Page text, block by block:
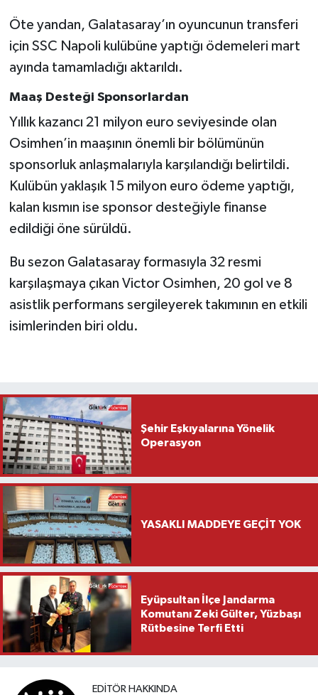
Öte yandan, Galatasaray’ın oyuncunun transferi
için SSC Napoli kulübüne yaptığı ödemeleri mart
ayında tamamladığı aktarıldı.
Maaş Desteği Sponsorlardan
Yıllık kazancı 21 milyon euro seviyesinde olan
Osimhen’in maaşının önemli bir bölümünün
sponsorluk anlaşmalarıyla karşılandığı belirtildi.
Kulübün yaklaşık 15 milyon euro ödeme yaptığı,
kalan kısmın ise sponsor desteğiyle finanse
edildiği öne sürüldü.
Bu sezon Galatasaray formasıyla 32 resmi
karşılaşmaya çıkan Victor Osimhen, 20 gol ve 8
asistlik performans sergileyerek takımının en etkili
isimlerinden biri oldu.
Şehir Eşkıyalarına Yönelik
Operasyon
YASAKLI MADDEYE GEÇİT YOK
Eyüpsultan İlçe Jandarma
Komutanı Zeki Gülter, Yüzbaşı
Rütbesine Terfi Etti
EDITÖR HAKKINDA